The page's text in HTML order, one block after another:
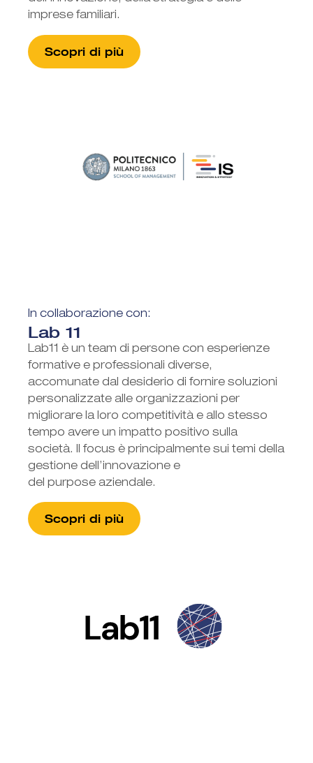
imprese familiari.
Scopri di più
In collaborazione con:
Lab 11
Lab11 è un team di persone con esperienze
formative e professionali diverse,
accomunate dal desiderio di fornire soluzioni
personalizzate alle organizzazioni per
migliorare la loro competitività e allo stesso
tempo avere un impatto positivo sulla
società. Il focus è principalmente sui temi della
gestione dell’innovazione e
del purpose aziendale.
Scopri di più